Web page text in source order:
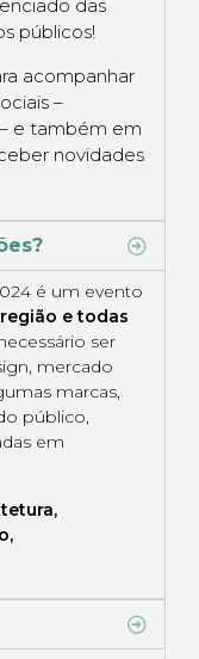
das
públicos!
acompanhar
–
e também em
novidades
é um evento
e todas
ser
mercado
marcas,
público,
em